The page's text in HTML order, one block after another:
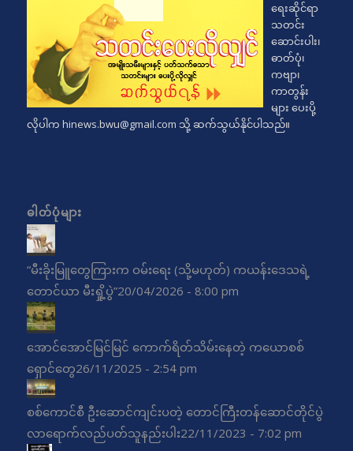
ရေးဆိုင်ရာ
သတင်း
ဆောင်းပါး၊
ဓာတ်ပုံ၊
ကဗျာ၊
ကာတွန်း
များ ပေးပို့
လိုပါက hinews.bwu@gmail.com သို့ ဆက်သွယ်နိုင်ပါသည်။
ဓါတ်ပုံများ
“မီးခိုးမြူတွေကြားက ဝမ်းရေး (သို့မဟုတ်) ကယန်းဒေသရဲ့
တောင်ယာ မီးရှို့ပွဲ”20/04/2026 - 8:00 pm
အောင်အောင်မြင်မြင် ကောက်ရိတ်သိမ်းနေတဲ့ ကယောစစ်
ရှောင်တွေ26/11/2025 - 2:54 pm
စစ်ကောင်စီ ဦးဆောင်ကျင်းပတဲ့ တောင်ကြီးတန်ဆောင်တိုင်ပွဲ
လာရောက်လည်ပတ်သူနည်းပါး22/11/2023 - 7:02 pm